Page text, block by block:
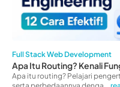
Full Stack Web Development
Apa Itu Routing? Kenali
Apa itu routing? Pelajari